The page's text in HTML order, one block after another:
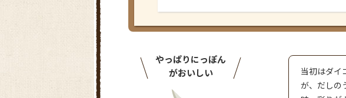
やっぱりにっぽん
がおいしい
当初はダイ
が、だしの